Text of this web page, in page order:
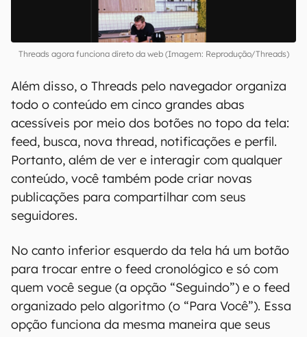
Threads agora funciona direto da web (Imagem: Reprodução/Threads)
Além disso, o Threads pelo navegador organiza
todo o conteúdo em cinco grandes abas
acessíveis por meio dos botões no topo da tela:
feed, busca, nova thread, notificações e perfil.
Portanto, além de ver e interagir com qualquer
conteúdo, você também pode criar novas
publicações para compartilhar com seus
seguidores.
No canto inferior esquerdo da tela há um botão
para trocar entre o feed cronológico e só com
quem você segue (a opção “Seguindo”) e o feed
organizado pelo algoritmo (o “Para Você”). Essa
opção funciona da mesma maneira que seus